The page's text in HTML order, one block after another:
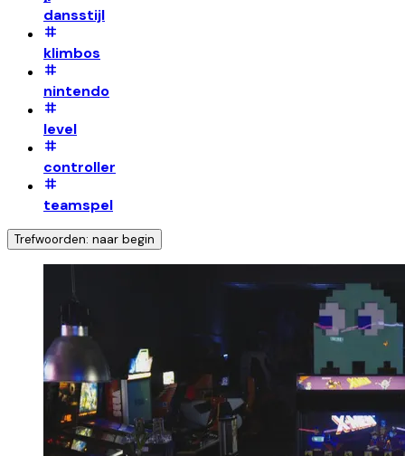
dansstijl
klimbos
nintendo
level
controller
teamspel
Trefwoorden: naar begin